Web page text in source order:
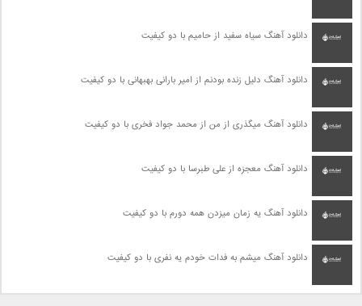
دانلود آهنگ سیاه سفید از حامیم با دو کیفیت
دانلود آهنگ دلیل زنده بودنم از امیر بارانی بهبهانی با دو کیفیت
دانلود آهنگ میگذری از من از محمد جواد فخری با دو کیفیت
دانلود آهنگ معجزه از علی طبرسا با دو کیفیت
دانلود آهنگ یه زمان میزدن همه دورم با دو کیفیت
دانلود آهنگ میشم به فدات خودم یه نفری با دو کیفیت